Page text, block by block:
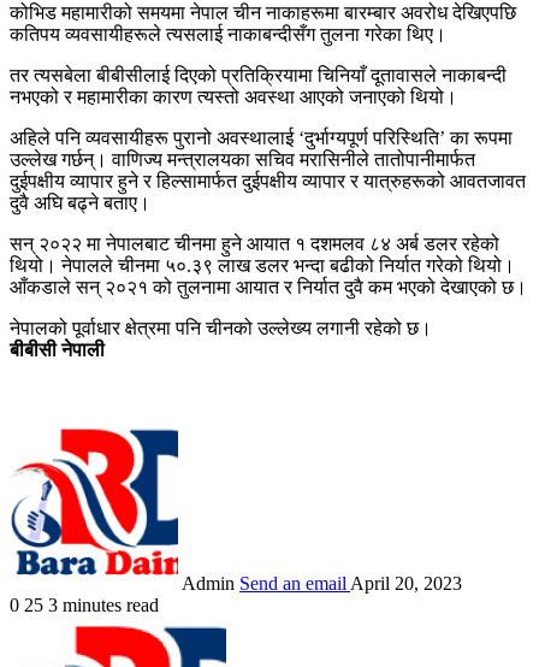
कोभिड महामारीको समयमा नेपाल चीन नाकाहरूमा बारम्बार अवरोध देखिएपछि
कतिपय व्यवसायीहरूले त्यसलाई नाकाबन्दीसँग तुलना गरेका थिए।
तर त्यसबेला बीबीसीलाई दिएको प्रतिक्रियामा चिनियाँ दूतावासले नाकाबन्दी
नभएको र महामारीका कारण त्यस्तो अवस्था आएको जनाएको थियो।
अहिले पनि व्यवसायीहरू पुरानो अवस्थालाई ‘दुर्भाग्यपूर्ण परिस्थिति’ का रूपमा
उल्लेख गर्छन्। वाणिज्य मन्त्रालयका सचिव मरासिनीले तातोपानीमार्फत
दुईपक्षीय व्यापार हुने र हिल्सामार्फत दुईपक्षीय व्यापार र यात्रुहरूको आवतजावत
दुवै अघि बढ्ने बताए।
सन् २०२२ मा नेपालबाट चीनमा हुने आयात १ दशमलव ८४ अर्ब डलर रहेको
थियो। नेपालले चीनमा ५०.३९ लाख डलर भन्दा बढीको निर्यात गरेको थियो।
आँकडाले सन् २०२१ को तुलनामा आयात र निर्यात दुवै कम भएको देखाएको छ।
नेपालको पूर्वाधार क्षेत्रमा पनि चीनको उल्लेख्य लगानी रहेको छ।
बीबीसी नेपाली
Admin Send an email April 20, 2023
0 25 3 minutes read